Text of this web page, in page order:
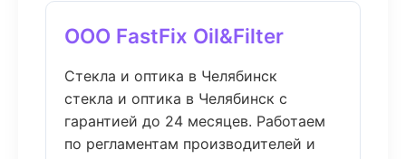
ООО FastFix Oil&Filter
Стекла и оптика в Челябинск
стекла и оптика в Челябинск с
гарантией до 24 месяцев. Работаем
по регламентам производителей и